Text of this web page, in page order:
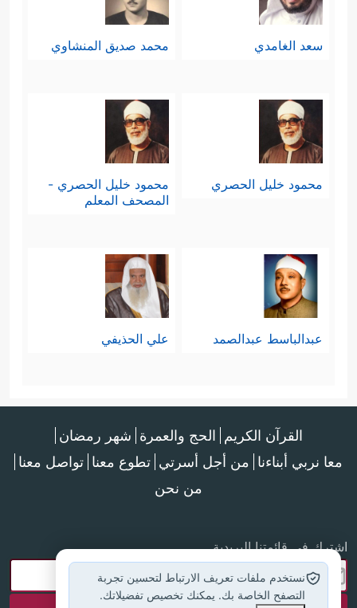
سعد الغامدي محمد صديق المنشاوي
محمود خليل الحصري
محمود خليل الحصري -
المصحف المعلم
عبدالباسط عبدالصمد علي الحذيفي
القرآن الكريم الحج والعمرة شهر رمضان
معا نربي أبناءنا من أجل أسرتي تطوع معنا تواصل معنا
من نحن
اشترك في قائمتنا البريدية
نستخدم ملفات تعريف الارتباط لتحسين تجربة
التصفح الخاصة بك. يمكنك تخصيص تفضيلاتك.